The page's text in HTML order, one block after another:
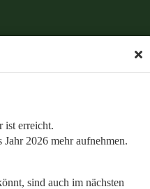
ist erreicht.
2026 mehr aufnehmen.
sind auch im nächsten
sind.